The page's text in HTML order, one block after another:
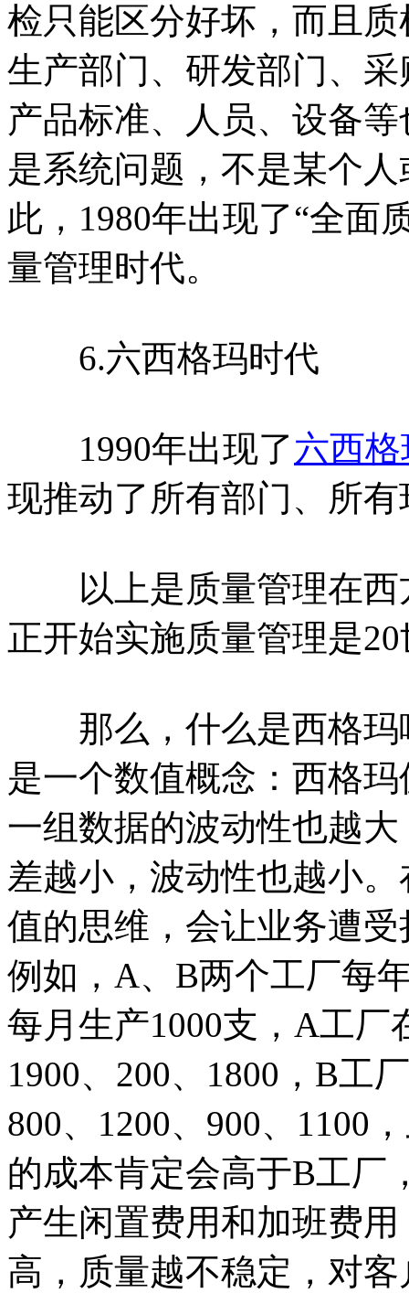
检只能区分好坏，而且
生产部门、研发部门、
产品标准、人员、设备
是系统问题，不是某个
此，1980年出现了“全面
量管理时代。
6.六西格玛时代
1990年出现了六西
现推动了所有部门、所
以上是质量管理在西
正开始实施质量管理是
那么，什么是西格玛
是一个数值概念：西格
一组数据的波动性也越
差越小，波动性也越小
值的思维，会让业务遭
例如，A、B两个工厂每
每月生产1000支，A工厂
1900、200、1800，B工
800、1200、900、1100
的成本肯定会高于B工厂
产生闲置费用和加班费
高，质量越不稳定，对